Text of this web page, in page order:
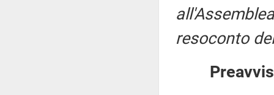
resoconto